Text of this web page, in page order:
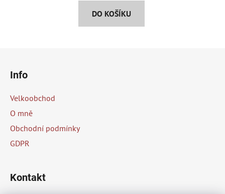
5,0
z
DO KOŠÍKU
Info
Velkoobchod
O mně
Obchodní podmínky
GDPR
Kontakt